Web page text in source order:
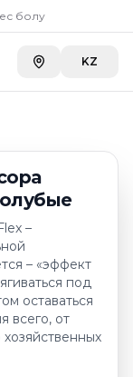
болу
KZ
–
– «эффект
под
оставаться
всего, от
60 л, 10